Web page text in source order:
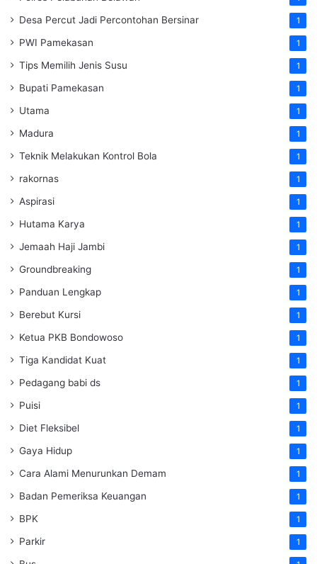
Desa Percut Jadi Percontohan Bersinar 1
PWI Pamekasan 1
Tips Memilih Jenis Susu 1
Bupati Pamekasan 1
Utama 1
Madura 1
Teknik Melakukan Kontrol Bola 1
rakornas 1
Aspirasi 1
Hutama Karya 1
Jemaah Haji Jambi 1
Groundbreaking 1
Panduan Lengkap 1
Berebut Kursi 1
Ketua PKB Bondowoso 1
Tiga Kandidat Kuat 1
Pedagang babi ds 1
Puisi 1
Diet Fleksibel 1
Gaya Hidup 1
Cara Alami Menurunkan Demam 1
Badan Pemeriksa Keuangan 1
BPK 1
Parkir 1